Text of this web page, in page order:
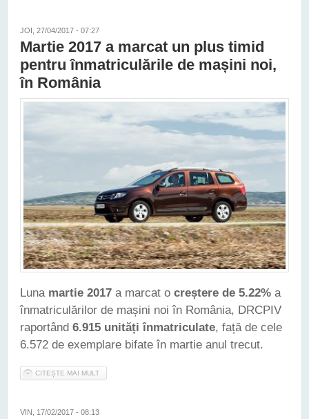
JOI, 27/04/2017 - 07:27
Martie 2017 a marcat un plus timid
pentru înmatriculările de mașini noi,
în România
Luna martie 2017 a marcat o creștere de 5.22% a
înmatriculărilor de mașini noi în România, DRCPIV
raportând 6.915 unități înmatriculate, față de cele
6.572 de exemplare bifate în martie anul trecut.
CITEȘTE MAI MULT
VIN, 17/02/2017 - 08:13